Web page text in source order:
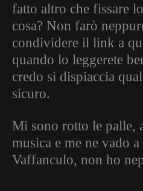
fatto altro che fissare
cosa? Non farò
condividere il link a
quando lo leggerete
credo si dispiaccia
sicuro.
Mi sono rotto le palle,
musica e me ne vado
Vaffanculo, non ho